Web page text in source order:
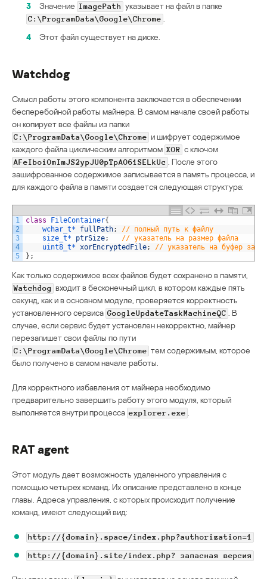
3
Значение ImagePath указывает на файл в папке
C:\ProgramData\Google\Chrome
4
Этот файл существует на диске.
Watchdog
Смысл работы этого компонента заключается в обеспечении
бесперебойной работы майнера. В самом начале своей работы
он копирует все файлы из папки
C:\ProgramData\Google\Chrome и шифрует содержимое
каждого файла циклическим алгоритмом XOR с ключом
AFeIboiOmImJS2ypJU0pTpAO61SELkUc
. После этого
зашифрованное содержимое записывается в память процесса, и
для каждого файла в памяти создается следующая структура:
1
2
3
4
5
class FileContainer{
wchar_t*
fullPath;
// полный путь к файлу
size_t*
ptrSize;
// указатель на размер файла
uint8_t* xorEncryptedFile;
// указатель на буфер
} ;
Как только содержимое всех файлов будет сохранено в памяти,
Watchdog входит в бесконечный цикл, в котором каждые пять
секунд, как и в основном модуле, проверяется корректность
установленного сервиса GoogleUpdateTaskMachineQC
. В
случае, если сервис будет установлен некорректно, майнер
перезапишет свои файлы по пути
C:\ProgramData\Google\Chrome тем содержимым, которое
было получено в самом начале работы.
Для корректного избавления от майнера необходимо
предварительно завершить работу этого модуля, который
выполняется внутри процесса explorer.exe
RAT agent
Этот модуль дает возможность удаленного управления с
помощью четырех команд. Их описание представлено в конце
главы. Адреса управления, с которых происходит получение
команд, имеют следующий вид:
http://{domain}.space/index.php?authorization=1
http://{domain}.site/index.php? запасная версия